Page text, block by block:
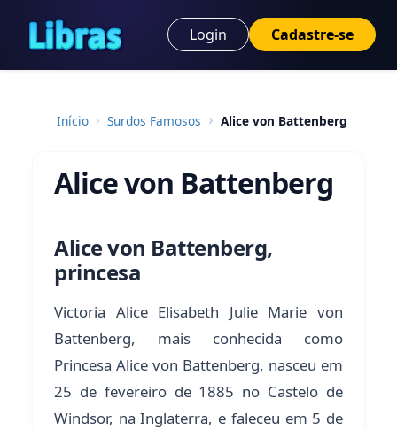
Login Cadastre-se
Início Surdos Famosos Alice von Battenberg
Alice von Battenberg
Alice von Battenberg,
princesa
Victoria Alice Elisabeth Julie Marie von
Battenberg, mais conhecida como
Princesa Alice von Battenberg, nasceu em
25 de fevereiro de 1885 no Castelo de
Windsor, na Inglaterra, e faleceu em 5 de